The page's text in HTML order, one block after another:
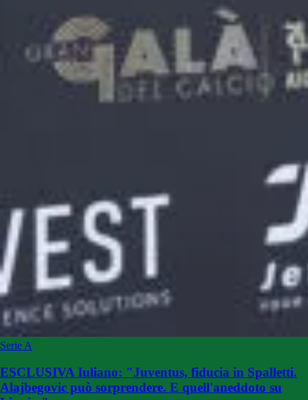
Serie A
ESCLUSIVA Iuliano: "Juventus, fiducia in Spalletti.
Alajbegovic può sorprendere. E quell'aneddoto su